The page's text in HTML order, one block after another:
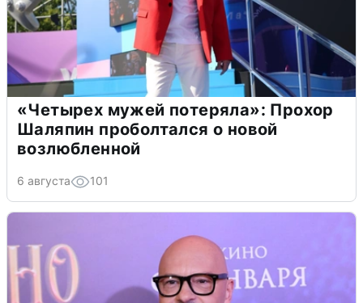
«Четырех мужей потеряла»: Прохор
Шаляпин проболтался о новой
возлюбленной
6 августа 101